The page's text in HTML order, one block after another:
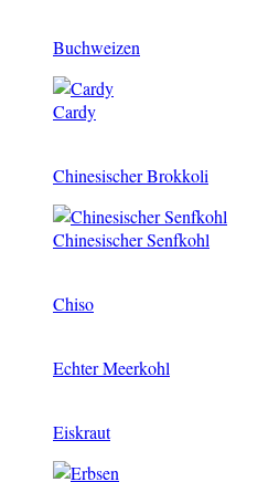
Buchweizen
Cardy
Chinesischer Brokkoli
Chinesischer Senfkohl
Chiso
Echter Meerkohl
Eiskraut